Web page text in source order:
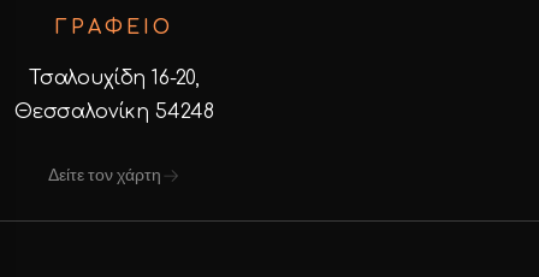
ΓΡΑΦΕΙΟ
Τσαλουχίδη 16-20,
Θεσσαλονίκη 54248
Δείτε τον χάρτη